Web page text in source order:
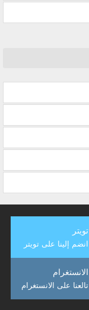
تويتر
انضم إلينا على تويتر
الانستغرام
تالعنا على الانستغرام